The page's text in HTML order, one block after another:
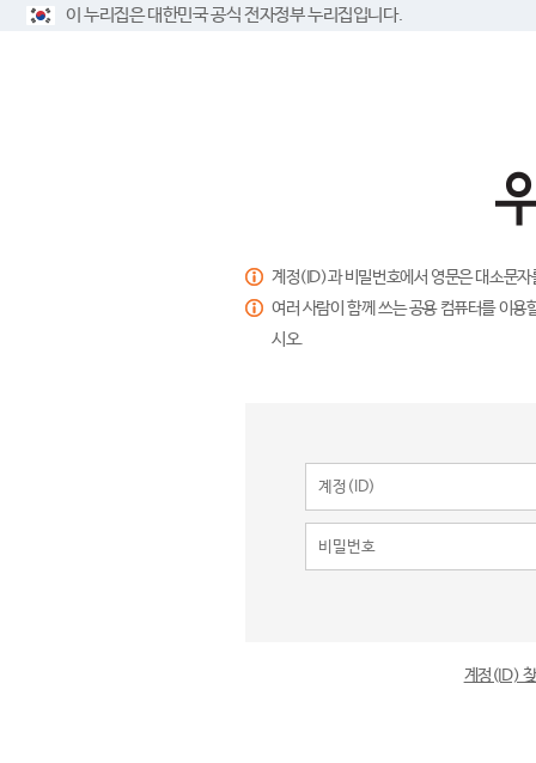
이 누리집은 대한민국 공식 전자정부 누리집입니다.
계정(ID)과 비밀번호에서 영문은 대소문
여러 사람이 함께 쓰는 공용 컴퓨터를 이
시오.
계정(ID)